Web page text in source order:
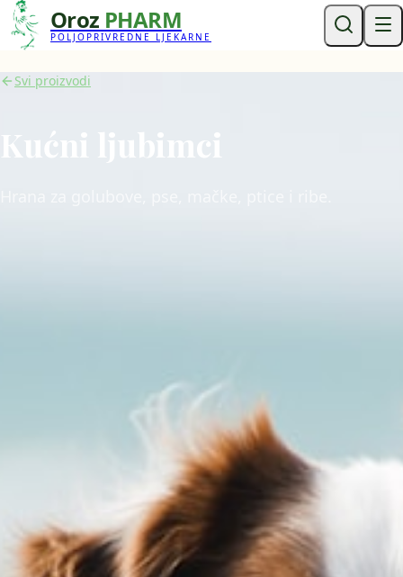
Oroz PHARM
POLJOPRIVREDNE LJEKARNE
Svi proizvodi